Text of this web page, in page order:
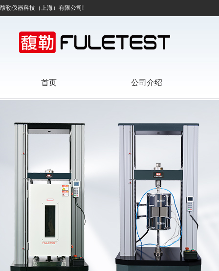
馥勒仪器科技（上海）有限公司!
首页 公司介绍